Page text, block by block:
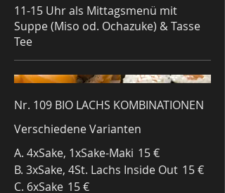
11-15 Uhr als Mittagsmenü mit
Suppe (Miso od. Ochazuke) & Tasse
Tee
Nr. 109 BIO LACHS KOMBINATIONEN
Verschiedene Varianten
A. 4xSake, 1xSake-Maki 15 €
B. 3xSake, 4St. Lachs Inside Out 15 €
C. 6xSake 15 €